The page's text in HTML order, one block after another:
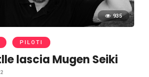
935
PILOTI
lascia Mugen Seiki